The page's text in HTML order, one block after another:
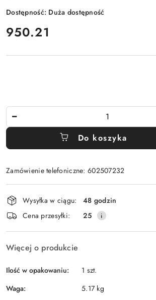
Dostępność: Duża dostępność
cena:
950.21
Do koszyka
Zamówienie telefoniczne: 602507232
Wyślij
Dostępność
i
dostawa
Wysyłka w ciągu:
48 godzin
Cena przesyłki:
25
Więcej o produkcie
Ilość w opakowaniu:
1 szt.
Waga:
5.17 kg